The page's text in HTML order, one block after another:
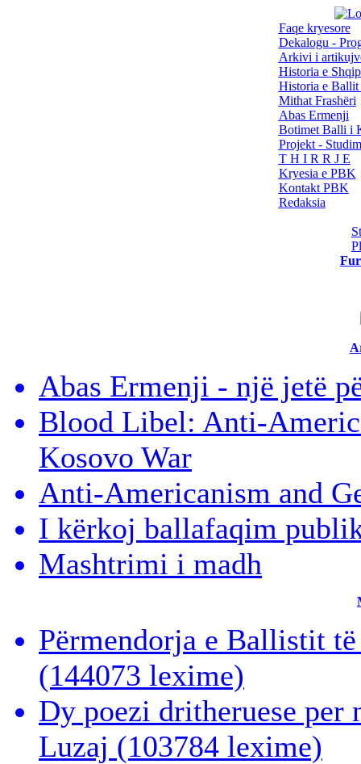
Faqe kryesore
Dekalogu -
Arkivi i
Historia e
Historia e Ballit
Mithat Frashëri
Abas Ermenji
Botimet Balli i
Projekt -
T H I R R J E
Kryesia e PBK
Kontakt PBK
Redaksia
Abas Ermenji - një jetë
Blood Libel: Anti-
Kosovo War
Anti-Americanism and
I kërkoj ballafaqim
Mashtrimi i madh
Përmendorja e Ballistit
(144073 lexime)
Dy poezi dritheruese per
Luzaj (103784 lexime)